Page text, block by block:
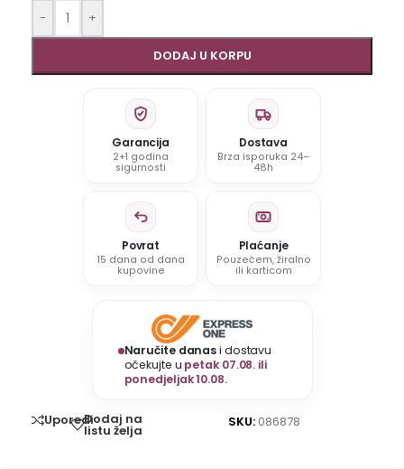
- +
DODAJ U KORPU
Garancija
2+1 godina
sigurnosti
Dostava
Brza isporuka 24–
48h
Povrat
15 dana od dana
kupovine
Plaćanje
Pouzećem, žiralno
ili karticom
Naručite danasi dostavu
očekujte u petak 07.08. ili
ponedjeljak 10.08.
UporediDodaj na
listu želja
SKU: 086878